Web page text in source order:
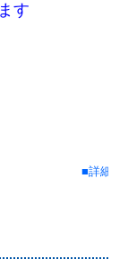
ます
■詳細情